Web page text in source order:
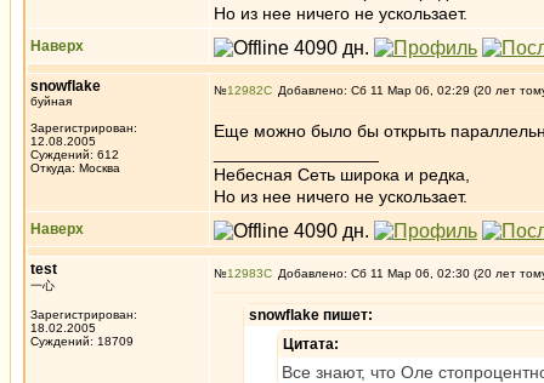
Но из нее ничего не ускользает.
Наверх
snowflake
буйная
Зарегистрирован:
12.08.2005
Суждений: 612
Откуда: Москва
№12982 Добавлено: Сб 11 Мар 06, 02:29 (20 лет
Еще можно было бы открыть
Небесная Сеть широка и редка,
Но из нее ничего не ускользает.
Наверх
test
一心
Зарегистрирован:
18.02.2005
Суждений: 18709
№12983 Добавлено: Сб 11 Мар 06, 02:30 (20 лет
snowflake пишет:
Цитата:
Все знают, что Оле